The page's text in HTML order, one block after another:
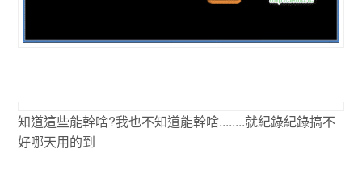
知道這些能幹啥?我也不知道能幹啥........就紀錄紀錄搞不
好哪天用的到